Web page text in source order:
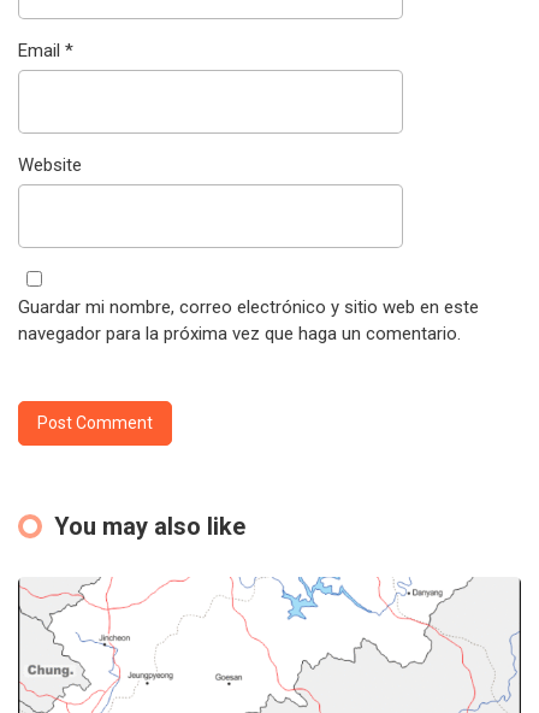
Email *
Website
Guardar mi nombre, correo electrónico y sitio web en este
navegador para la próxima vez que haga un comentario.
You may also like